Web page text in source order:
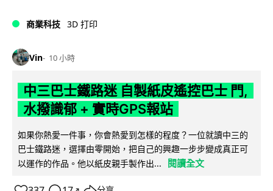
商業科技 3D 打印
Vin 10 小時
中三巴士鐵路迷 自製紙皮遙控巴士 門,
水撥識郁 + 實時GPS報站
如果你熱愛一件事，你會熱愛到怎樣的程度？一位就讀中三的
巴士鐵路迷，選擇由零開始，把自己的興趣一步步變成真正可
以運作的作品。他以紙皮親手製作出...
閱讀全文